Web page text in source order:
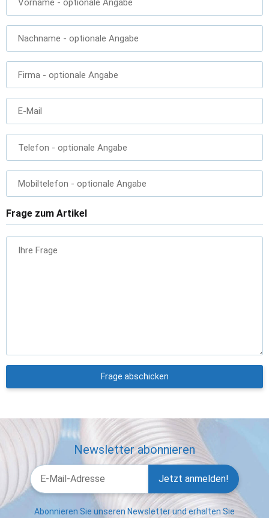
Nachname - optionale Angabe
Firma - optionale Angabe
E-Mail
Telefon - optionale Angabe
Mobiltelefon - optionale Angabe
Frage zum Artikel
Ihre Frage
Frage abschicken
Newsletter abonnieren
Jetzt anmelden!
Abonnieren Sie unseren Newsletter und erhalten Sie